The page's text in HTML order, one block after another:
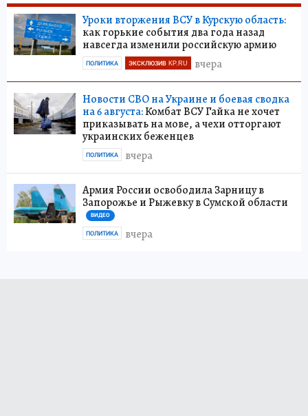
Уроки вторжения ВСУ в Курскую область:
как горькие события два года назад
навсегда изменили российскую армию
вчера
ПОЛИТИКА ЭКСКЛЮЗИВ KP.RU
Новости СВО на Украине и боевая сводка
на 6 августа:Комбат ВСУ Гайка не хочет
приказывать на мове, а чехи отторгают
украинских беженцев
вчера
ПОЛИТИКА
Армия России освободила Зарницу в
Запорожье и Рыжевку в Сумской области
ВИДЕО
вчера
ПОЛИТИКА